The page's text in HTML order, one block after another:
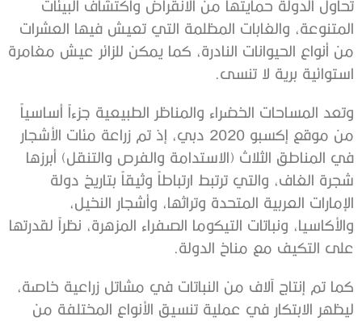
تحاول الدولة حمايتها من الانقراض واكتشاف البيئات
المتنوعة، والغابات المظلمة التي تعيش فيها العشرات
من أنواع الحيوانات النادرة، كما يمكن للزائر عيش مغامرة
استوائية برية لا تنسى.
وتعد المساحات الخضراء والمناظر الطبيعية جزءاً أساسياً
من موقع إكسبو 2020 دبي، إذ تم زراعة مئات الأشجار
في المناطق الثلاث (الاستدامة والفرص والتنقل) أبرزها
شجرة الغاف، والتي ترتبط ارتباطاً وثيقاً بتاريخ دولة
الإمارات العربية المتحدة وتراثها، وأشجار النخيل،
والأكاسيا، ونباتات التيكوما الصفراء المزهرة، نظراً لقدرتها
على التكيف مع مناخ الدولة.
كما تم إنتاج آلاف من النباتات في مشاتل زراعية خاصة،
ليظهر الابتكار في عملية تنسيق الأنواع المختلفة من